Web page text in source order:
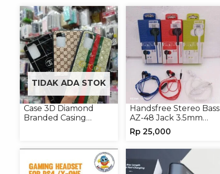
TIDAK ADA STOK
Case 3D Diamond
Branded Casing
Handsfree Stereo Bass
AZ-48 Jack 3.5mm
Earphone Headset
Headphone
Rp 25,000